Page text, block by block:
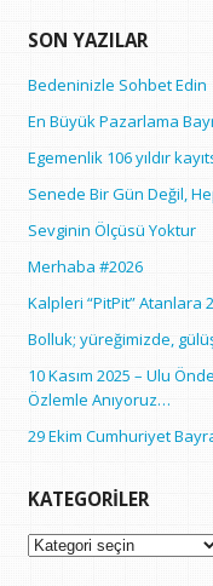
SON YAZILAR
Bedeninizle Sohbet Edin
En Büyük Pazarlama
Egemenlik 106 yıldır
Senede Bir Gün Değil,
Sevginin Ölçüsü Yoktur
Merhaba #2026
Kalpleri “PitPit” Atanlara
Bolluk; yüreğimizde,
10 Kasım 2025 – Ulu
Özlemle Anıyoruz…
29 Ekim Cumhuriyet
KATEGORILER
Kategoriler